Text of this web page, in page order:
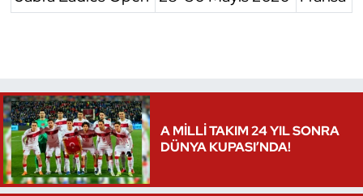
A MİLLİ TAKIM 24 YIL SONRA
DÜNYA KUPASI’NDA!
Vücut Geliştirme Fitness
Wushu Kungfu